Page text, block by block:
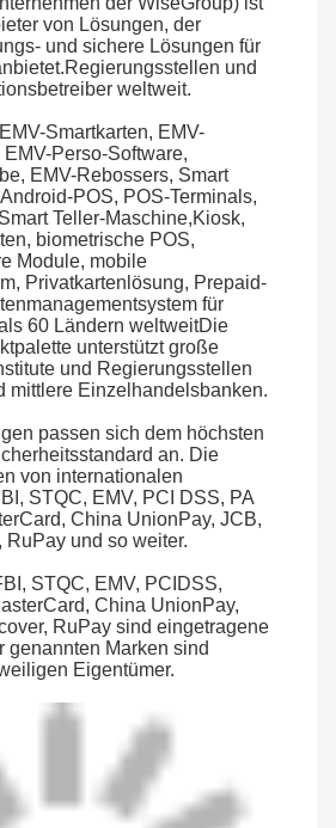
von Lösungen, der
und sichere Lösungen für
und
weltweit.
Smartkarten, EMV-
Perso-Software,
EMV-Rebossers, Smart
POS, POS-Terminals,
Teller-Maschine,Kiosk,
biometrische POS,
Module, mobile
Privatkartenlösung, Prepaid-
für
60 Ländern weltweitDie
unterstützt große
und Regierungsstellen
mittlere Einzelhandelsbanken.
passen sich dem höchsten
an. Die
von internationalen
STQC, EMV, PCI DSS, PA
China UnionPay, JCB,
RuPay und so weiter.
STQC, EMV, PCIDSS,
China UnionPay,
RuPay sind eingetragene
genannten Marken sind
Eigentümer.